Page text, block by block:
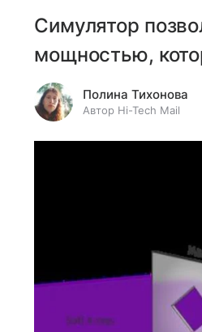
Симулятор
мощностью,
Полина Тихонова
Автор Hi-Tech Mail